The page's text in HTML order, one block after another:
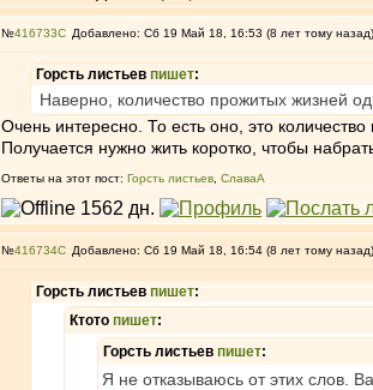
№416733 Добавлено: Сб 19 Май 18, 16:53 (8 лет тому назад)
Горсть листьев пишет:
Наверно, количество прожитых жизней
Очень интересно. То есть оно, это
Получается нужно жить коротко, чтобы
Ответы на этот пост: Горсть листьев СлаваА
№416734 Добавлено: Сб 19 Май 18, 16:54 (8 лет тому назад)
Горсть листьев пишет:
Ктото пишет:
Горсть листьев пишет:
Я не отказываюсь от этих слов.